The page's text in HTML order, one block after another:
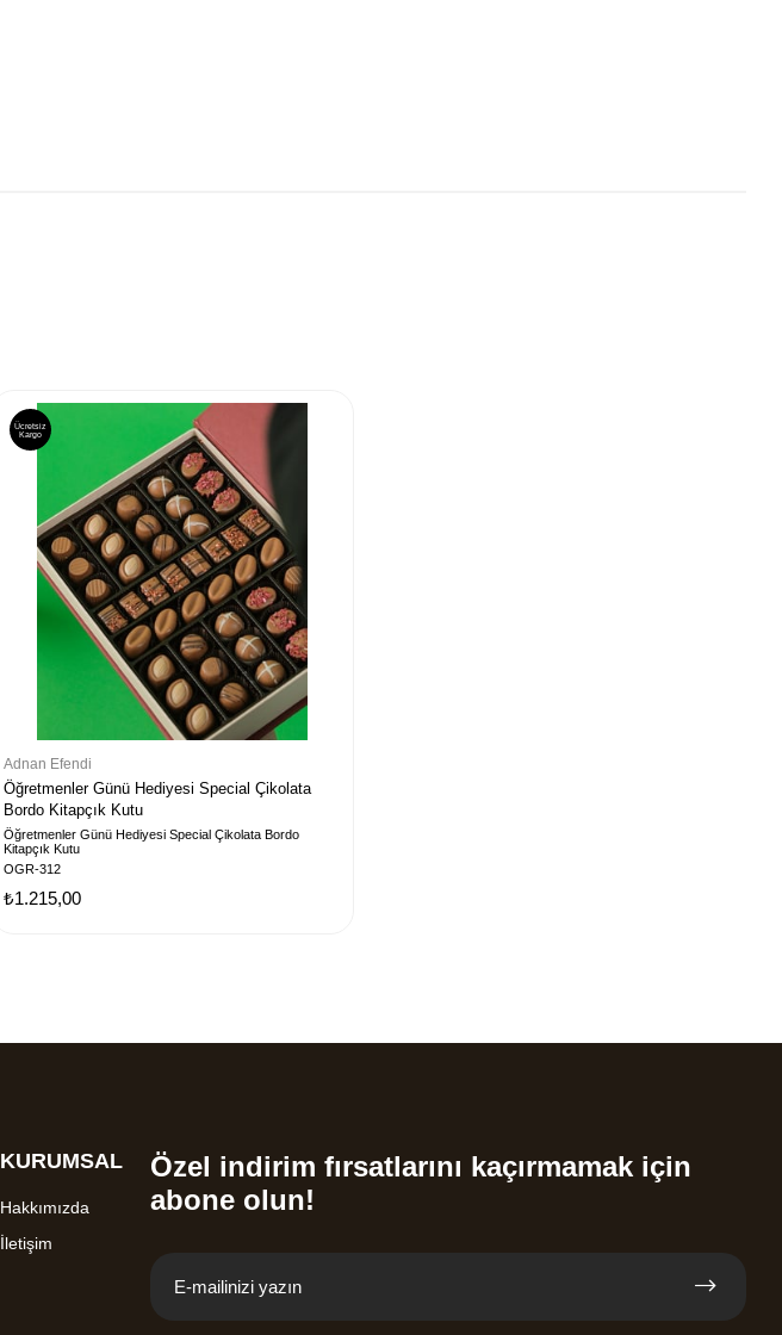
Adnan Efendi
Öğretmenler Günü Hediyesi Special Çikolata
Bordo Kitapçık Kutu
Öğretmenler Günü Hediyesi Special Çikolata Bordo
Kitapçık Kutu
OGR-312
₺1.215,00
Ücretsiz
Kargo
KURUMSAL
Hakkımızda
İletişim
Özel indirim fırsatlarını kaçırmamak için
abone olun!